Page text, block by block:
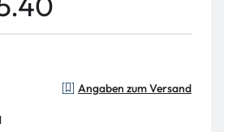
Angaben zum Versand